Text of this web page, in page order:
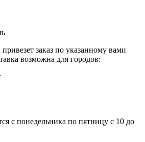
заказ по указанному вами
возможна для городов:
с понедельника по пятницу с 10 до